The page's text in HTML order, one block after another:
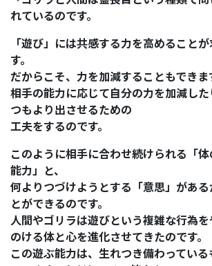
れているのです。
「遊び」には共感する力を高めること
す。
だからこそ、力を加減することもできま
相手の能力に応じて自分の力を加減し
つもより出させるための
工夫をするのです。
このように相手に合わせ続けられる「
能力」と、
何よりつづけようとする「意思」があ
とができるのです。
人間やゴリラは遊びという複雑な行為
のける体と心を進化させてきたのです。
この遊ぶ能力は、生れつき備わってい